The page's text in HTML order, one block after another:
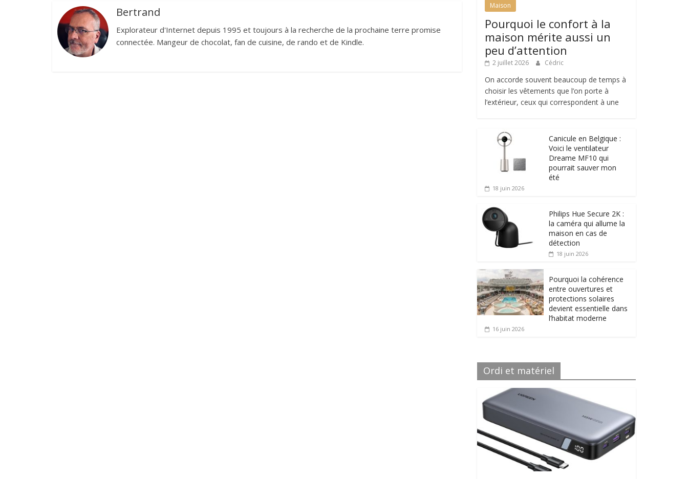
Bertrand
Explorateur d'Internet depuis 1995 et toujours à la recherche de la prochaine terre promise
connectée. Mangeur de chocolat, fan de cuisine, de rando et de Kindle.
Maison
Pourquoi le confort à la
maison mérite aussi un
peu d’attention
2 juillet 2026 Cédric
On accorde souvent beaucoup de temps à
choisir les vêtements que l’on porte à
l’extérieur, ceux qui correspondent à une
Canicule en Belgique :
Voici le ventilateur
Dreame MF10 qui
pourrait sauver mon
été
18 juin 2026
Philips Hue Secure 2K :
la caméra qui allume la
maison en cas de
détection
18 juin 2026
Pourquoi la cohérence
entre ouvertures et
protections solaires
devient essentielle dans
l’habitat moderne
16 juin 2026
Ordi et matériel